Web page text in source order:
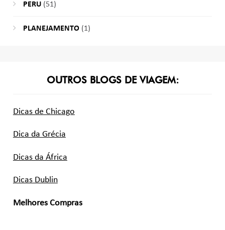
PERU(51)
PLANEJAMENTO(1)
OUTROS BLOGS DE VIAGEM:
Dicas de Chicago
Dica da Grécia
Dicas da África
Dicas Dublin
Melhores Compras